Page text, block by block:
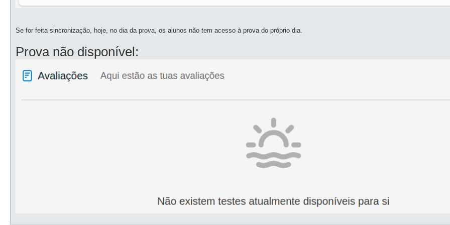
Se for feita sincronização, hoje, no dia da prova, os alunos não tem acesso à prova do próprio dia.
Prova não disponível: